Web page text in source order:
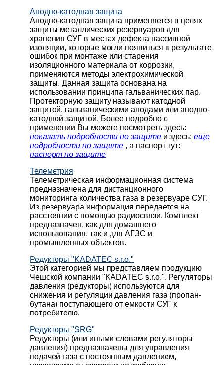
Анодно-катодная защита
Анодно-катодная защита применяется в целях
защиты металлических резервуаров для
хранения СУГ в местах дефекта пассивной
изоляции, которые могли появиться в результате
ошибок при монтаже или старения
изоляционного материала от коррозии,
применяются методы электрохимической
защиты. Данная защита основана на
использовании принципа гальванических пар.
Протекторную защиту называют катодной
защитой, гальваническими анодами или анодно-
катодной защитой. Более подробно о
применении Вы можете посмотреть здесь:
показать подробности по защите и здесь: еще
подробности по защите , а паспорт тут:
паспорт по защите
Телеметрия
Телеметрическая информационная система
предназначена для дистанционного
мониторинга количества газа в резервуаре СУГ.
Из резервуара информация передается на
расстоянии с помощью радиосвязи. Комплект
предназначен, как для домашнего
использования, так и для АГЗС и
промышленных объектов.
Редукторы "KADATEC s.r.o."
Этой категорией мы представляем продукцию
Чешской компании "KADATEC s.r.o.". Регуляторы
давления (редукторы) используются для
снижения и регуляции давления газа (пропан-
бутана) поступающего от емкости СУГ к
потребителю.
Редукторы "SRG"
Редукторы (или иными словами регуляторы
давления) предназначены для управления
подачей газа с постоянным давлением,